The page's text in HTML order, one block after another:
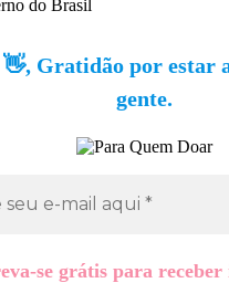
Gratidão por estar
gente.
se grátis para receber